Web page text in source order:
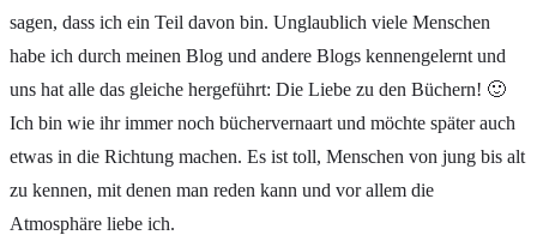
sagen, dass ich ein Teil davon bin. Unglaublich viele Menschen
habe ich durch meinen Blog und andere Blogs kennengelernt und
uns hat alle das gleiche hergeführt: Die Liebe zu den Büchern! 🙂
Ich bin wie ihr immer noch büchervernaart und möchte später auch
etwas in die Richtung machen. Es ist toll, Menschen von jung bis alt
zu kennen, mit denen man reden kann und vor allem die
Atmosphäre liebe ich.